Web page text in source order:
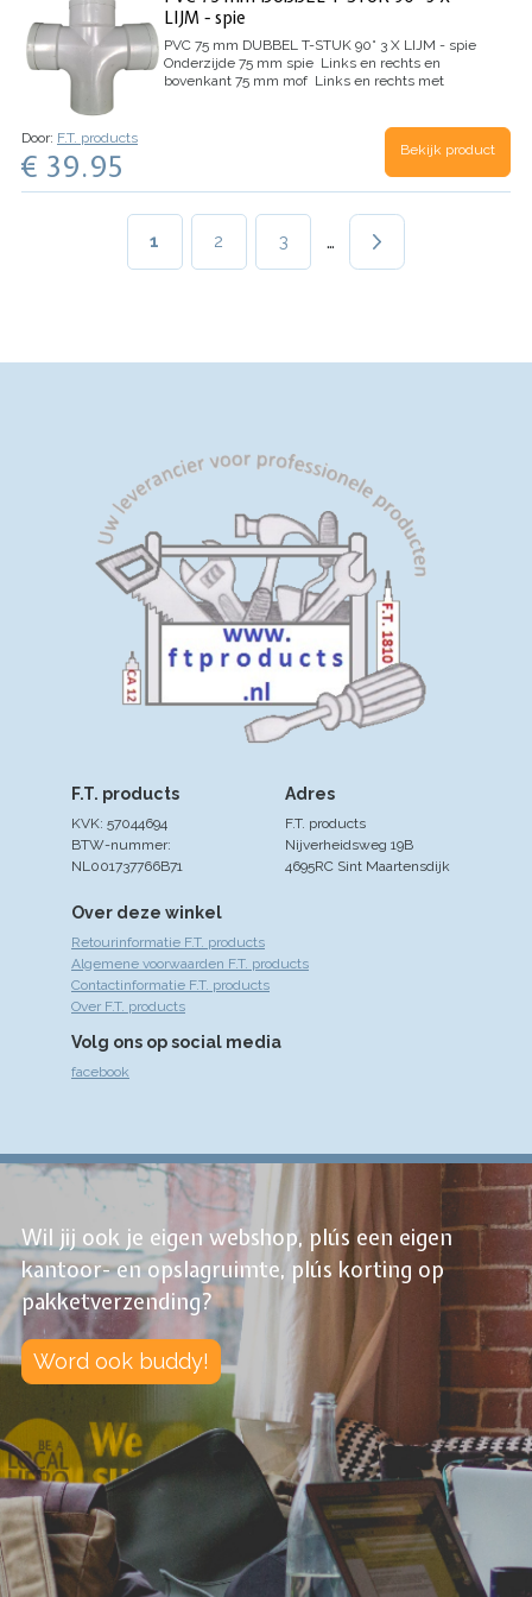
Zaden per gram: 3 stuks Inhoud doosje: 100
gram Botanische naam: Phaseolus vulgaris
LIJM - spie
PVC 75 mm DUBBEL T-STUK 90° 3 X LIJM - spie
Onderzijde 75 mm spie Links en rechts en
bovenkant 75 mm mof Links en rechts met
Door: F.T. products
€ 39.95 Bekijk product
Huidige
1 Page
2 Page
3 …
Over deze winkel
Retourinformatie F.T. products
Algemene voorwaarden F.T. products
Contactinformatie F.T. products
Over F.T. products
Volg ons op social media
facebook
Adres
F.T. products
Nijverheidsweg 19B
4695RC Sint Maartensdijk
F.T. products
KVK: 57044694
BTW-nummer:
NL001737766B71
Wil jij ook je eigen webshop, plús een eigen
kantoor- en opslagruimte, plús korting op
pakketverzending?
Word ook buddy!